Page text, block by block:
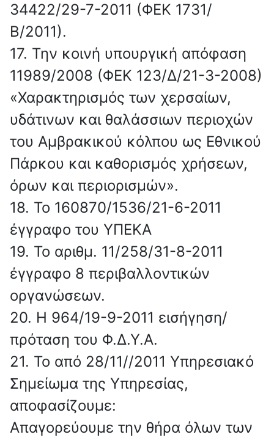
34422/29-7-2011 (ΦΕΚ 1731/
Β/2011).
17. Την κοινή υπουργική απόφαση
11989/2008 (ΦΕΚ 123/Δ/21-3-2008)
«Χαρακτηρισμός των χερσαίων,
υδάτινων και θαλάσσιων περιοχών
του Αμβρακικού κόλπου ως Εθνικού
Πάρκου και καθορισμός χρήσεων,
όρων και περιορισμών».
18. Το 160870/1536/21-6-2011
έγγραφο του ΥΠΕΚΑ
19. Το αριθμ. 11/258/31-8-2011
έγγραφο 8 περιβαλλοντικών
οργανώσεων.
20. Η 964/19-9-2011 εισήγηση/
πρόταση του Φ.Δ.Υ.Α.
21. Το από 28/11//2011 Υπηρεσιακό
Σημείωμα της Υπηρεσίας,
αποφασίζουμε:
Απαγορεύουμε την θήρα όλων των